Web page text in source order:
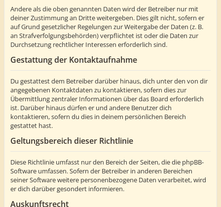
Andere als die oben genannten Daten wird der Betreiber nur mit
deiner Zustimmung an Dritte weitergeben. Dies gilt nicht, sofern er
auf Grund gesetzlicher Regelungen zur Weitergabe der Daten (z. B.
an Strafverfolgungsbehörden) verpflichtet ist oder die Daten zur
Durchsetzung rechtlicher Interessen erforderlich sind.
Gestattung der Kontaktaufnahme
Du gestattest dem Betreiber darüber hinaus, dich unter den von dir
angegebenen Kontaktdaten zu kontaktieren, sofern dies zur
Übermittlung zentraler Informationen über das Board erforderlich
ist. Darüber hinaus dürfen er und andere Benutzer dich
kontaktieren, sofern du dies in deinem persönlichen Bereich
gestattet hast.
Geltungsbereich dieser Richtlinie
Diese Richtlinie umfasst nur den Bereich der Seiten, die die phpBB-
Software umfassen. Sofern der Betreiber in anderen Bereichen
seiner Software weitere personenbezogene Daten verarbeitet, wird
er dich darüber gesondert informieren.
Auskunftsrecht